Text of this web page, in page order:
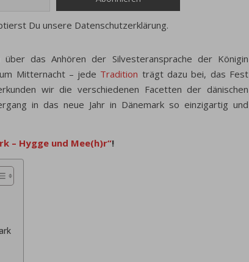
Du unsere Datenschutzerklärung.
das Anhören der Silvesteransprache der Königin
Mitternacht – jede Tradition trägt dazu bei, das Fest
wir die verschiedenen Facetten der dänischen
in das neue Jahr in Dänemark so einzigartig und
– Hygge und Mee(h)r“!